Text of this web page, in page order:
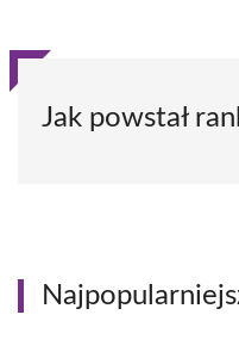
Jak powstał